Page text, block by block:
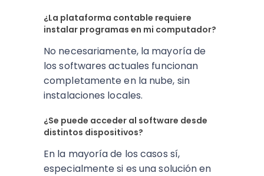
¿La plataforma contable requiere
instalar programas en mi computador?
No necesariamente, la mayoría de
los softwares actuales funcionan
completamente en la nube, sin
instalaciones locales.
¿Se puede acceder al software desde
distintos dispositivos?
En la mayoría de los casos sí,
especialmente si es una solución en